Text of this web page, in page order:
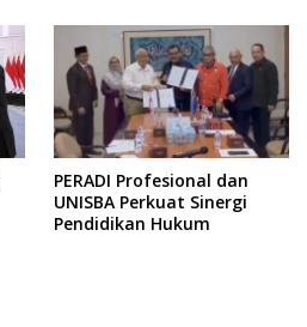
PERADI Profesional dan
UNISBA Perkuat Sinergi
Pendidikan Hukum